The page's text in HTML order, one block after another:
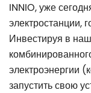
INNIO, уже
электростанции,
Инвестируя в
электроэнергии
запустить свою